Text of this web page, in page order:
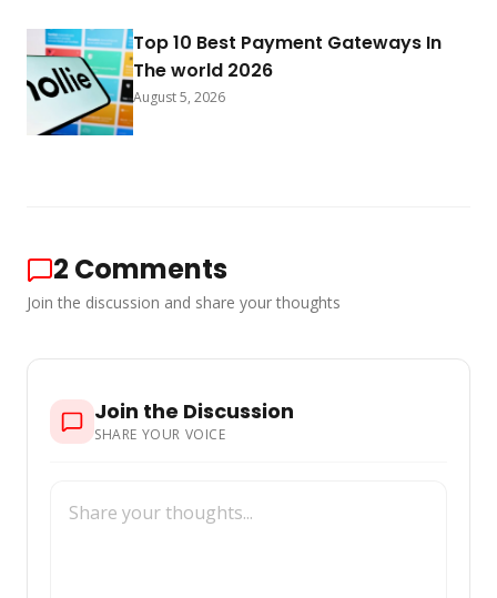
Top 10 Best Payment Gateways In
The world 2026
August 5, 2026
2 Comments
Join the discussion and share your thoughts
Join the Discussion
SHARE YOUR VOICE